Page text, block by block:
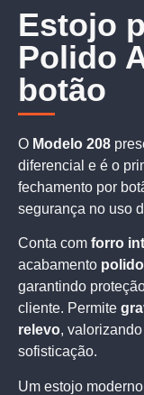
Estojo
Polido
botão
O Modelo 208
diferencial e é o
fechamento por
segurança no uso
Conta com forro
acabamento polido
garantindo
cliente. Permite
relevo,
sofisticação.
Um estojo